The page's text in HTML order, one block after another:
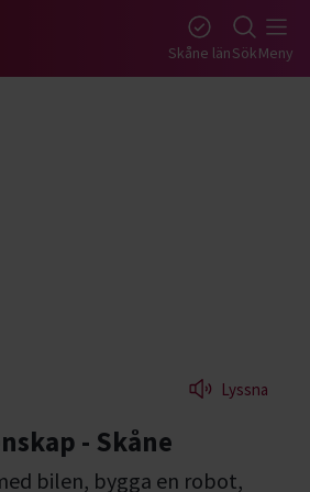
startsida Skåne länSökMeny
Lyssna
- Skåne
bilen, bygga en robot,